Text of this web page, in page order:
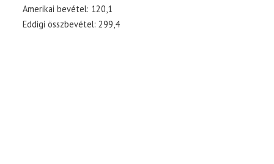
Amerikai bevétel: 120,1
Eddigi összbevétel: 299,4